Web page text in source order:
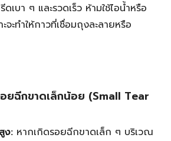
รีดเบา ๆ และรวดเร็ว ห้ามใช้ไอน้ำหรือ
จะทำให้กาวที่เชื่อมถุงละลายหรือ
ยฉีกขาดเล็กน้อย (Small Tear
ง: หากเกิดรอยฉีกขาดเล็ก ๆ บริเวณ